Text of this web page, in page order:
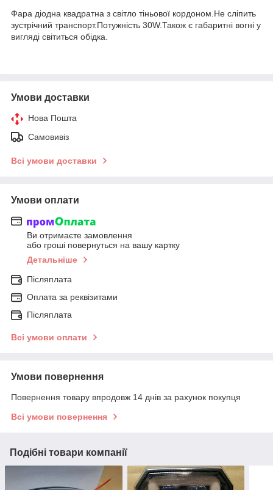
Фара діодна квадратна з світло тіньової кордоном.Не сліпить
зустрічний транспорт.Потужність 30W.Також є габаритні вогні у
вигляді світиться обідка.
Умови доставки
Нова Пошта
Самовивіз
Всі умови доставки
Умови оплати
Ви отримаєте замовлення
або гроші повернуться на вашу картку
Детальніше
Післяплата
Оплата за реквізитами
Післяплата
Всі умови оплати
Умови повернення
Повернення товару впродовж 14 днів за рахунок покупця
Всі умови повернення
Подібні товари компанії